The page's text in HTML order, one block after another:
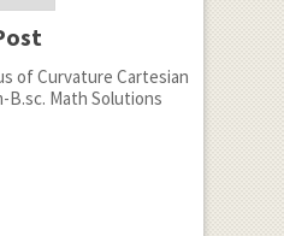
of Curvature Cartesian
B.sc. Math Solutions